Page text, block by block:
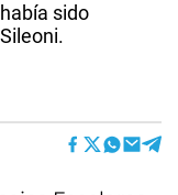
sido